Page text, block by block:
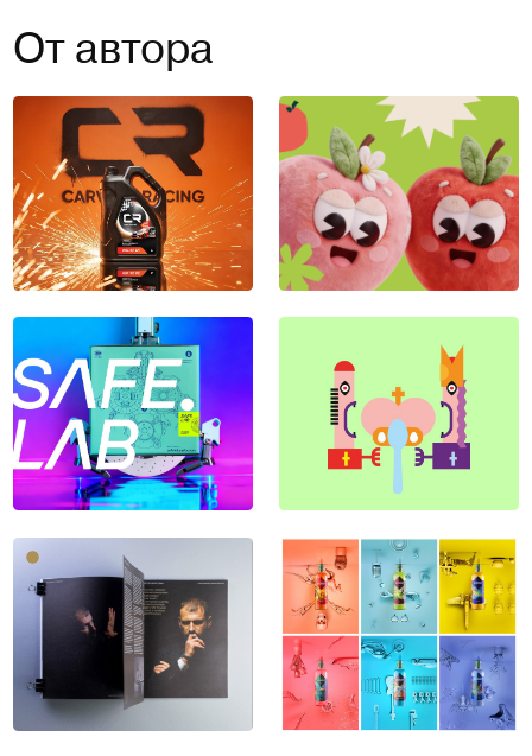
От автора